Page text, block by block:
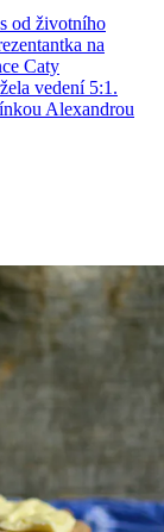
od životního
na
Caty
vedení 5:1.
Alexandrou